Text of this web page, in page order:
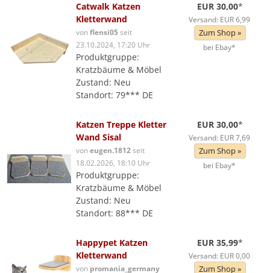
Catwalk Katzen
Kletterwand
vonflensi05seit
23.10.2024, 17:20 Uhr
Produktgruppe:
Kratzbäume & Möbel
Zustand: Neu
Standort: 79*** DE
EUR 30,00*
Versand: EUR 6,99
Zum Shop »
bei Ebay*
Katzen Treppe Kletter
Wand Sisal
voneugen.1812seit
18.02.2026, 18:10 Uhr
Produktgruppe:
Kratzbäume & Möbel
Zustand: Neu
Standort: 88*** DE
EUR 30,00*
Versand: EUR 7,69
Zum Shop »
bei Ebay*
Happypet Katzen
Kletterwand
von promania_germany
EUR 35,99*
Versand: EUR 0,00
Zum Shop »